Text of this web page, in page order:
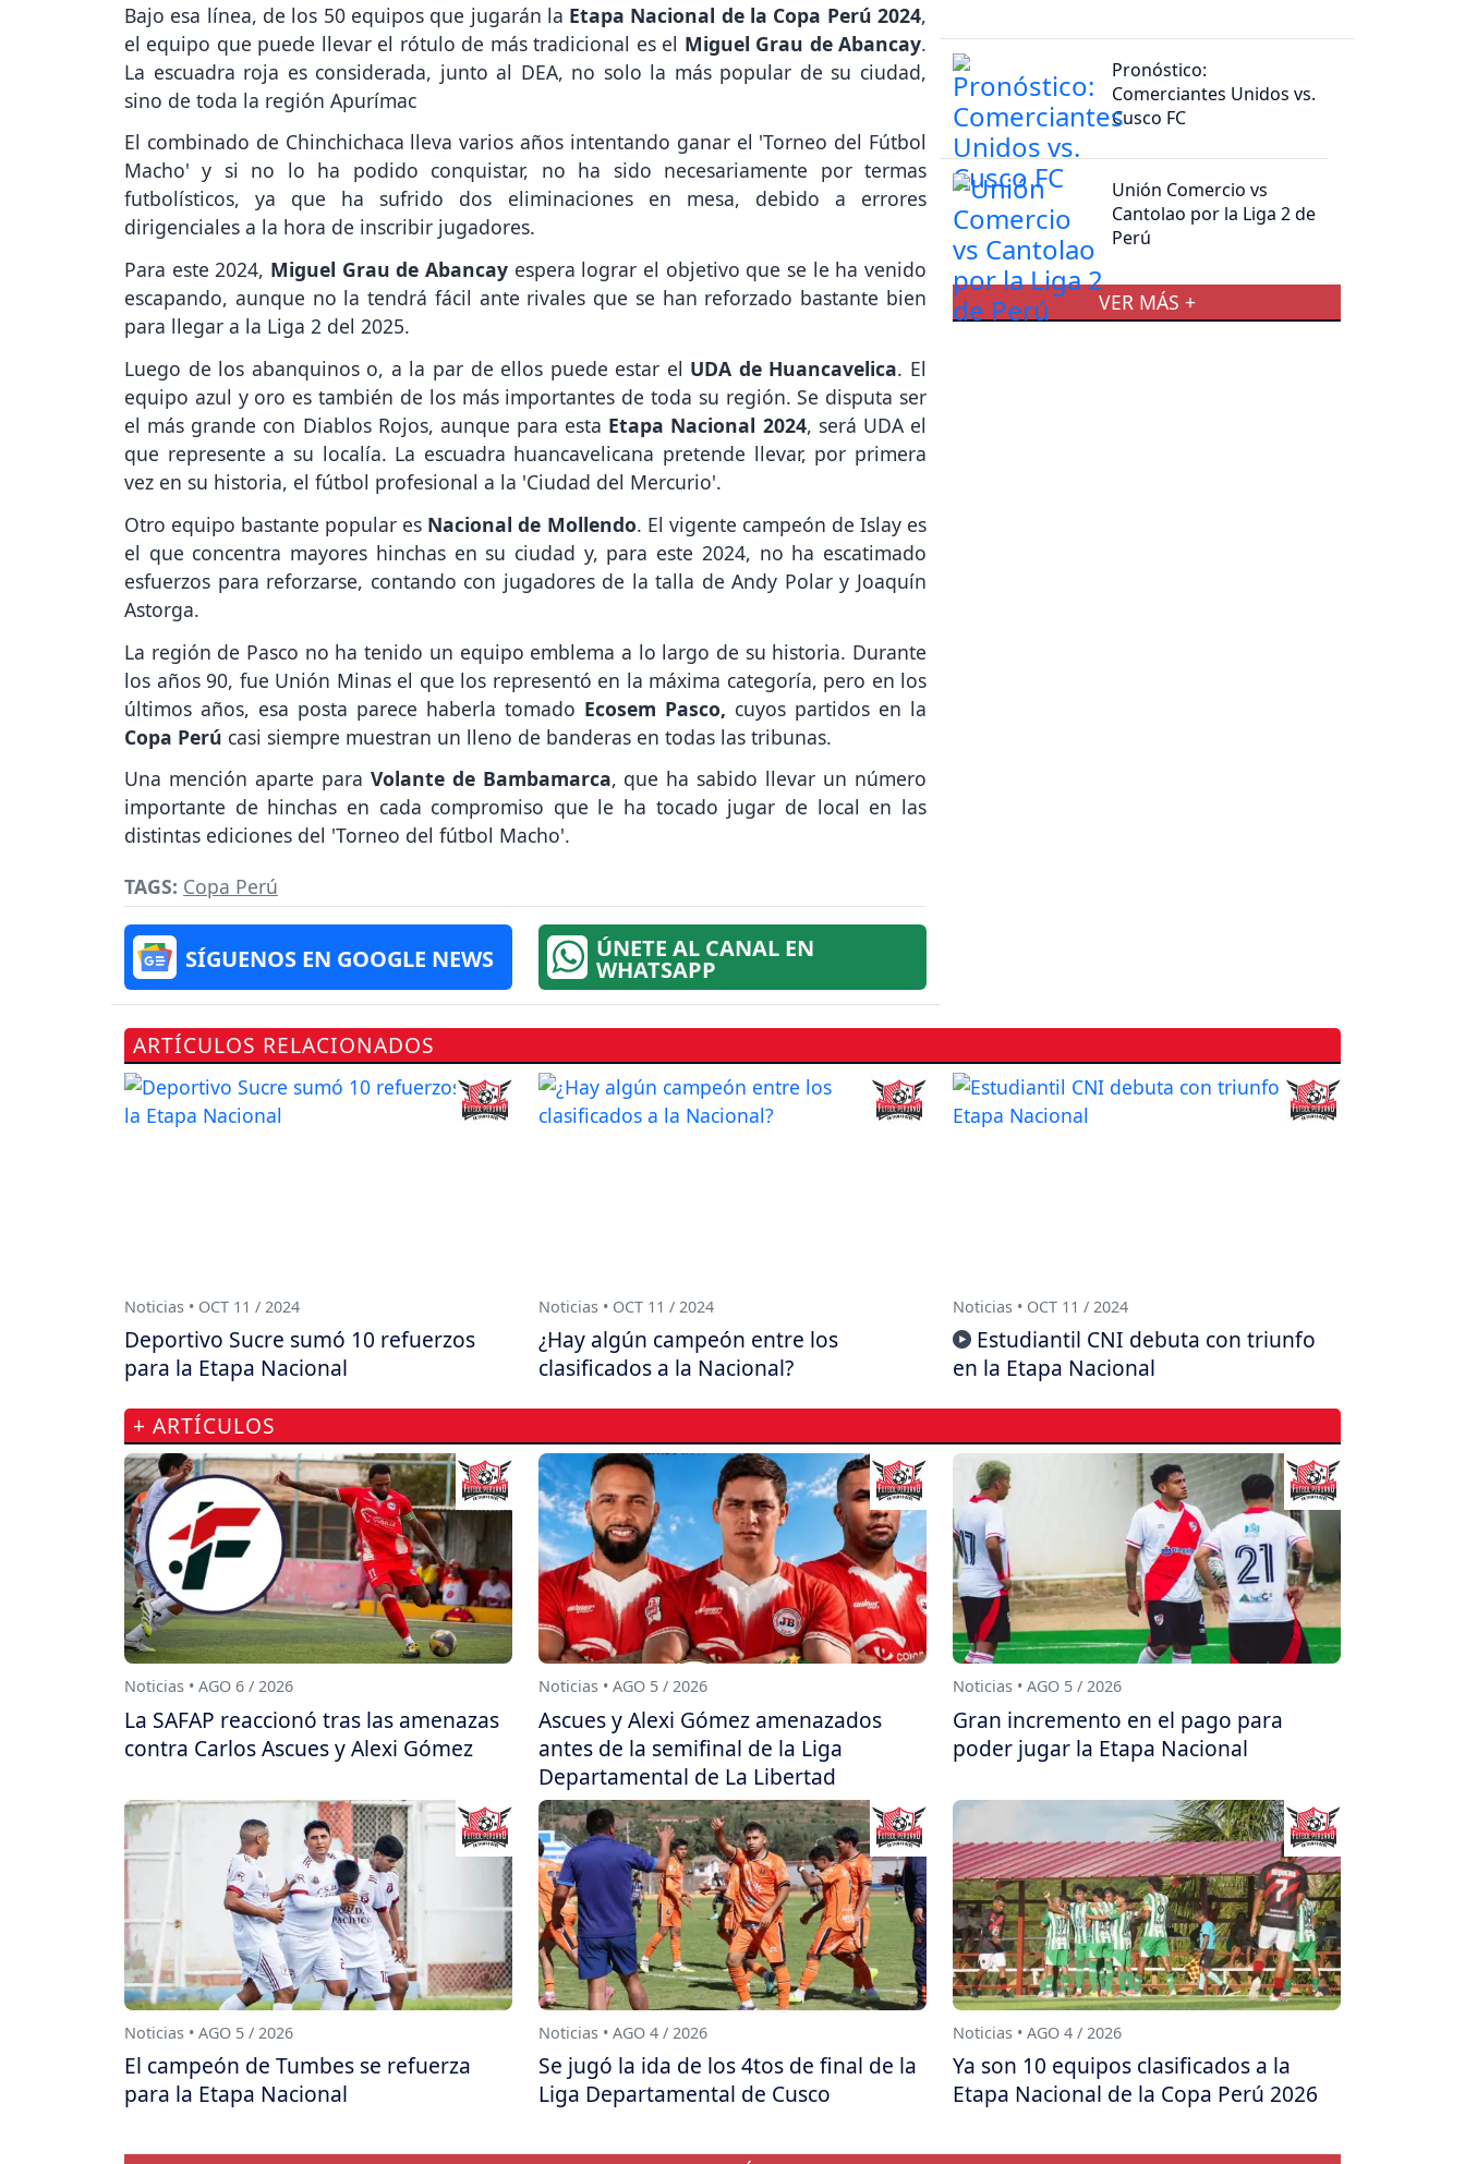
Bajo esa línea, de los 50 equipos que jugarán la Etapa Nacional de la Copa Perú 2024,
el equipo que puede llevar el rótulo de más tradicional es el Miguel Grau de Abancay.
La escuadra roja es considerada, junto al DEA, no solo la más popular de su ciudad,
sino de toda la región Apurímac
El combinado de Chinchichaca lleva varios años intentando ganar el 'Torneo del Fútbol
Macho' y si no lo ha podido conquistar, no ha sido necesariamente por termas
futbolísticos, ya que ha sufrido dos eliminaciones en mesa, debido a errores
dirigenciales a la hora de inscribir jugadores.
Para este 2024, Miguel Grau de Abancay espera lograr el objetivo que se le ha venido
escapando, aunque no la tendrá fácil ante rivales que se han reforzado bastante bien
para llegar a la Liga 2 del 2025.
Luego de los abanquinos o, a la par de ellos puede estar el UDA de Huancavelica. El
equipo azul y oro es también de los más importantes de toda su región. Se disputa ser
el más grande con Diablos Rojos, aunque para esta Etapa Nacional 2024, será UDA el
que represente a su localía. La escuadra huancavelicana pretende llevar, por primera
vez en su historia, el fútbol profesional a la 'Ciudad del Mercurio'.
Otro equipo bastante popular es Nacional de Mollendo. El vigente campeón de Islay es
el que concentra mayores hinchas en su ciudad y, para este 2024, no ha escatimado
esfuerzos para reforzarse, contando con jugadores de la talla de Andy Polar y Joaquín
Astorga.
La región de Pasco no ha tenido un equipo emblema a lo largo de su historia. Durante
los años 90, fue Unión Minas el que los representó en la máxima categoría, pero en los
últimos años, esa posta parece haberla tomado Ecosem Pasco, cuyos partidos en la
Copa Perú casi siempre muestran un lleno de banderas en todas las tribunas.
Una mención aparte para Volante de Bambamarca, que ha sabido llevar un número
importante de hinchas en cada compromiso que le ha tocado jugar de local en las
distintas ediciones del 'Torneo del fútbol Macho'.
TAGS: Copa Perú
SÍGUENOS EN GOOGLE NEWS ÚNETE AL CANAL EN
WHATSAPP
Pronóstico:
Comerciantes Unidos vs.
Cusco FC
Unión Comercio vs
Cantolao por la Liga 2 de
Perú
VER MÁS +
ARTÍCULOS RELACIONADOS
Noticias • OCT 11 / 2024
Deportivo Sucre sumó 10 refuerzos
para la Etapa Nacional
Noticias • OCT 11 / 2024
¿Hay algún campeón entre los
clasificados a la Nacional?
Noticias • OCT 11 / 2024
Estudiantil CNI debuta con triunfo
en la Etapa Nacional
+ ARTÍCULOS
Noticias • AGO 6 / 2026
La SAFAP reaccionó tras las amenazas
contra Carlos Ascues y Alexi Gómez
Noticias • AGO 5 / 2026
Ascues y Alexi Gómez amenazados
antes de la semifinal de la Liga
Departamental de La Libertad
Noticias • AGO 5 / 2026
Gran incremento en el pago para
poder jugar la Etapa Nacional
Noticias • AGO 5 / 2026
El campeón de Tumbes se refuerza
para la Etapa Nacional
Noticias • AGO 4 / 2026
Se jugó la ida de los 4tos de final de la
Liga Departamental de Cusco
Noticias • AGO 4 / 2026
Ya son 10 equipos clasificados a la
Etapa Nacional de la Copa Perú 2026